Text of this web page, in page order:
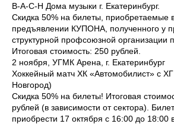
B-A-C-H Дома музыки г. Екатеринбург.
Скидка 50% на билеты, приобретаемые
предъявлении КУПОНА, полученного у
структурной профсоюзной организации
Итоговая стоимость: 250 рублей.
2 ноября, УГМК Арена, г. Екатеринбург
Хоккейный матч ХК «Автомобилист» с
Новгород)
Скидка 50% на билеты! Итоговая
рублей (в зависимости от сектора).
приобрести 17 октября с 16:00 до 18:00